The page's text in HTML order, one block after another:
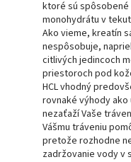
ktoré sú
monohydrátu v
Ako vieme, kreatín
nespôsobuje,
citlivých jedincoch
priestoroch pod
HCL vhodný
rovnaké výhody
nezaťaží Vaše
Vášmu tráveniu
pretože rozhodne
zadržovanie vody v